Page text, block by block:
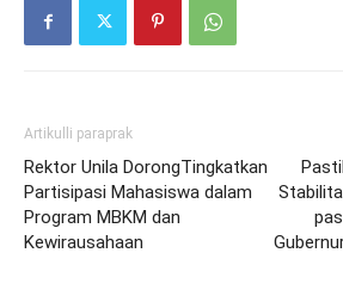
Artikulli paraprak
Rektor Unila DorongTingkatkan
Partisipasi Mahasiswa dalam
Program MBKM dan
Kewirausahaan